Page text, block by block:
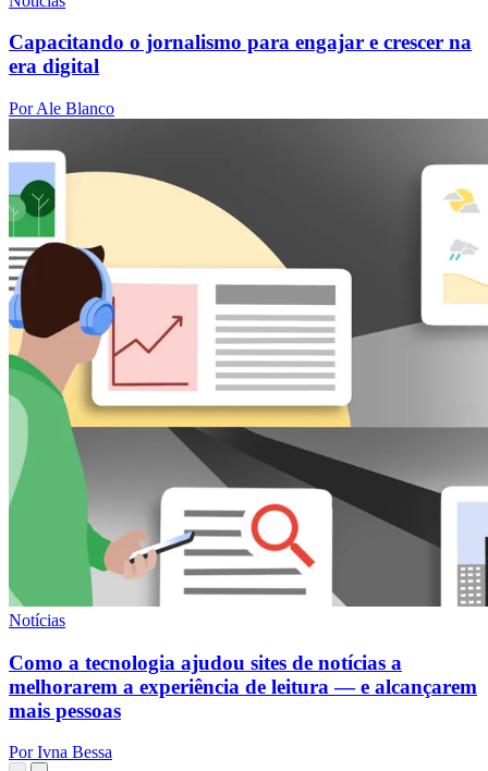
Capacitando o jornalismo para engajar e crescer na
era digital
Por Ale Blanco
Notícias
Como a tecnologia ajudou sites de notícias a
melhorarem a experiência de leitura — e alcançarem
mais pessoas
Por Ivna Bessa